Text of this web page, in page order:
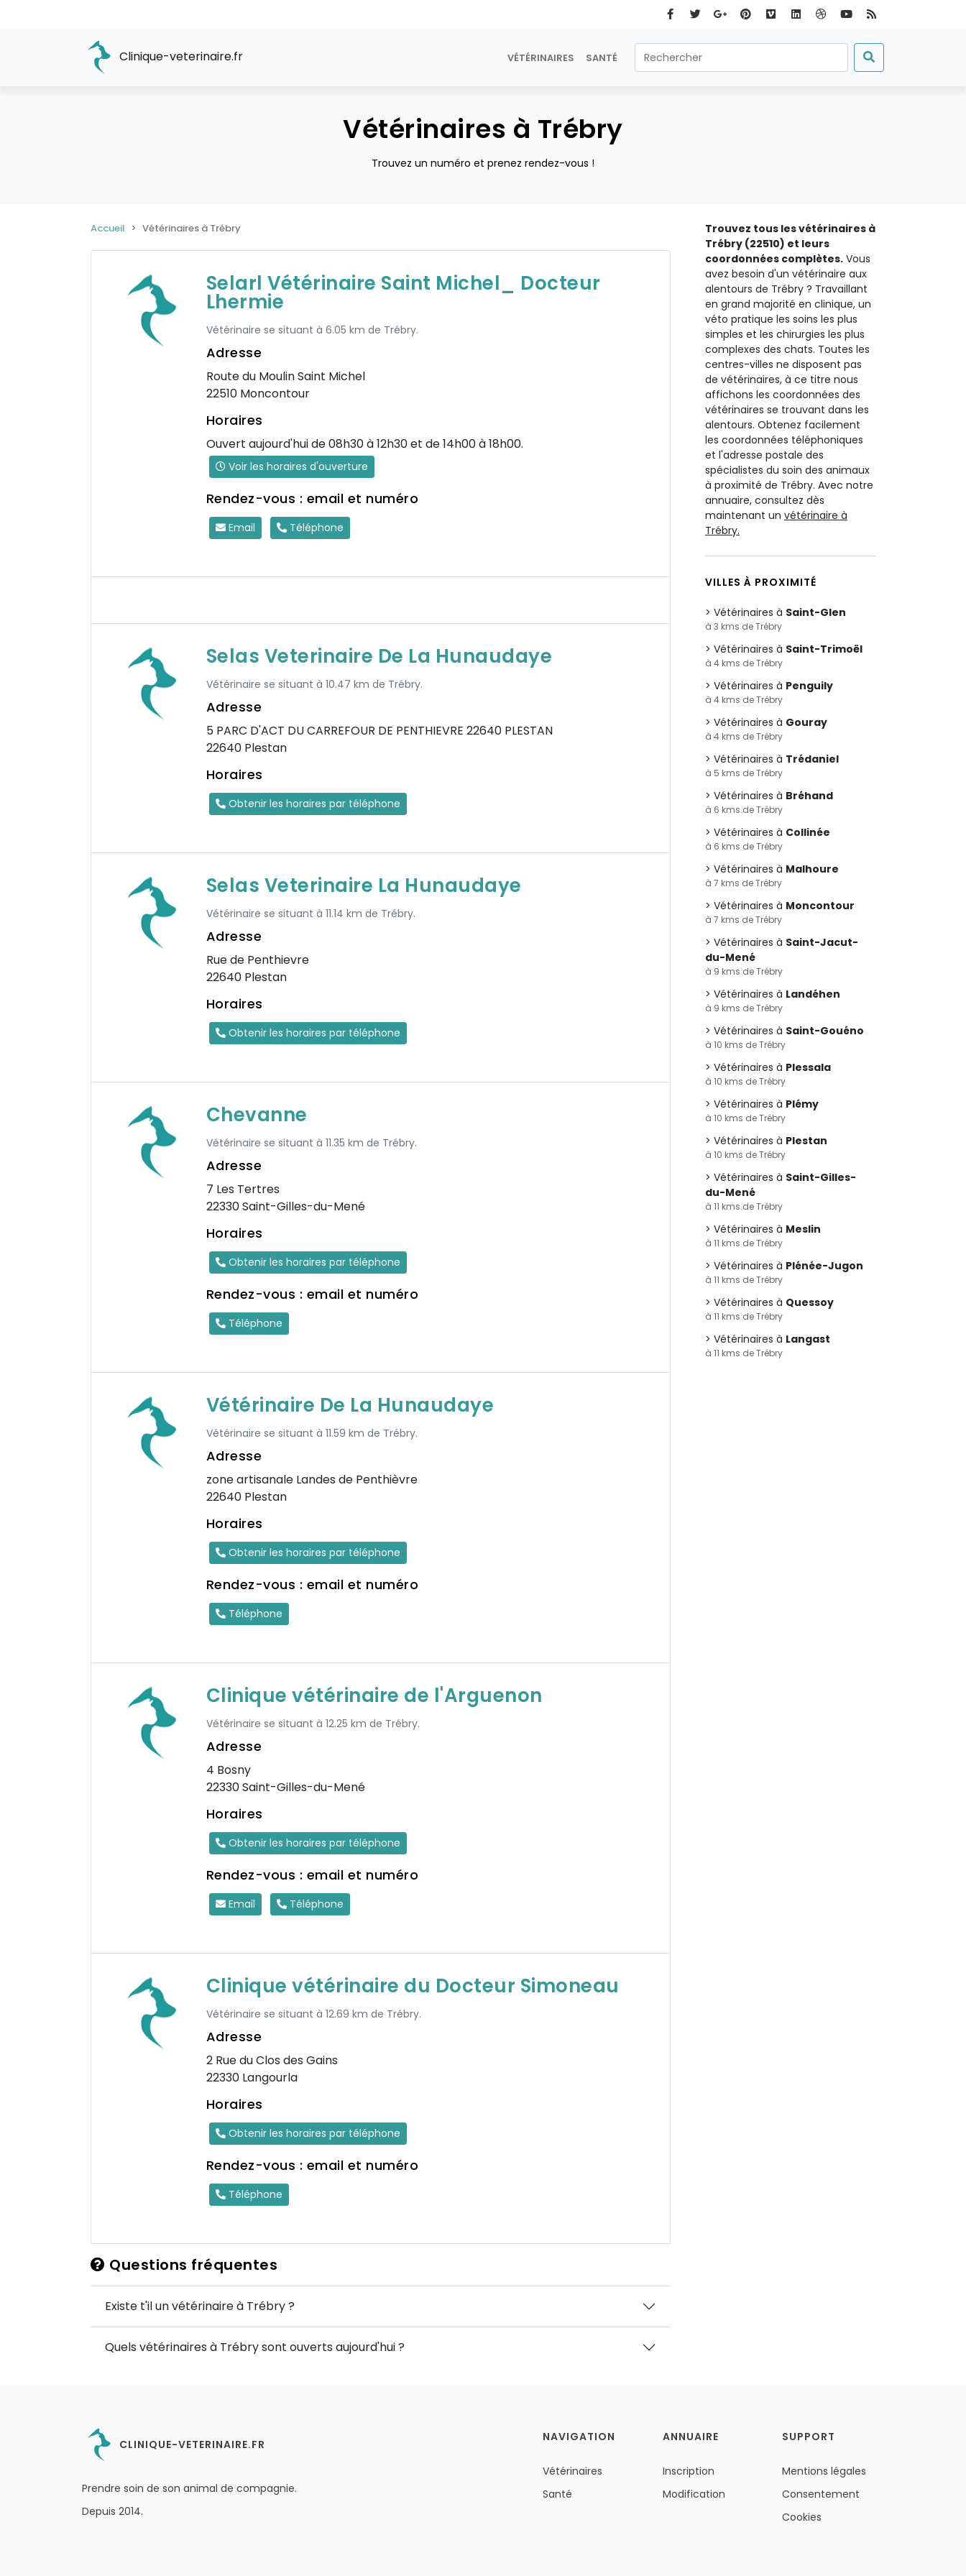
Clinique-veterinaire.fr VÉTÉRINAIRES SANTÉ
Vétérinaires à Trébry
Trouvez un numéro et prenez rendez-vous !
Accueil Vétérinaires à Trébry
Selarl Vétérinaire Saint Michel_ Docteur
Lhermie
Vétérinaire se situant à 6.05 km de Trébry.
Adresse
Route du Moulin Saint Michel
22510 Moncontour
Horaires
Ouvert aujourd'hui de 08h30 à 12h30 et de 14h00 à 18h00.
Voir les horaires d'ouverture
Rendez-vous : email et numéro
Email Téléphone
Selas Veterinaire De La Hunaudaye
Vétérinaire se situant à 10.47 km de Trébry.
Adresse
5 PARC D'ACT DU CARREFOUR DE PENTHIEVRE 22640 PLESTAN
22640 Plestan
Horaires
Obtenir les horaires par téléphone
Selas Veterinaire La Hunaudaye
Vétérinaire se situant à 11.14 km de Trébry.
Adresse
Rue de Penthievre
22640 Plestan
Horaires
Obtenir les horaires par téléphone
Chevanne
Vétérinaire se situant à 11.35 km de Trébry.
Adresse
7 Les Tertres
22330 Saint-Gilles-du-Mené
Horaires
Obtenir les horaires par téléphone
Rendez-vous : email et numéro
Téléphone
Vétérinaire De La Hunaudaye
Vétérinaire se situant à 11.59 km de Trébry.
Adresse
zone artisanale Landes de Penthièvre
22640 Plestan
Horaires
Obtenir les horaires par téléphone
Rendez-vous : email et numéro
Téléphone
Clinique vétérinaire de l'Arguenon
Vétérinaire se situant à 12.25 km de Trébry.
Adresse
4 Bosny
22330 Saint-Gilles-du-Mené
Horaires
Obtenir les horaires par téléphone
Rendez-vous : email et numéro
Email Téléphone
Clinique vétérinaire du Docteur Simoneau
Vétérinaire se situant à 12.69 km de Trébry.
Adresse
2 Rue du Clos des Gains
22330 Langourla
Horaires
Obtenir les horaires par téléphone
Rendez-vous : email et numéro
Téléphone
Questions fréquentes
Existe t'il un vétérinaire à Trébry ?
Quels vétérinaires à Trébry sont ouverts aujourd'hui ?
Trouvez tous les vétérinaires à
Trébry (22510) et leurs
coordonnées complètes. Vous
avez besoin d'un vétérinaire aux
alentours de Trébry ? Travaillant
en grand majorité en clinique, un
véto pratique les soins les plus
simples et les chirurgies les plus
complexes des chats. Toutes les
centres-villes ne disposent pas
de vétérinaires, à ce titre nous
affichons les coordonnées des
vétérinaires se trouvant dans les
alentours. Obtenez facilement
les coordonnées téléphoniques
et l'adresse postale des
spécialistes du soin des animaux
à proximité de Trébry. Avec notre
annuaire, consultez dès
maintenant un vétérinaire à
Trébry.
VILLES À PROXIMITÉ
Vétérinaires à Saint-Glen
à 3 kms de Trébry
Vétérinaires à Saint-Trimoël
à 4 kms de Trébry
Vétérinaires à Penguily
à 4 kms de Trébry
Vétérinaires à Gouray
à 4 kms de Trébry
Vétérinaires à Trédaniel
à 5 kms de Trébry
Vétérinaires à Bréhand
à 6 kms de Trébry
Vétérinaires à Collinée
à 6 kms de Trébry
Vétérinaires à Malhoure
à 7 kms de Trébry
Vétérinaires à Moncontour
à 7 kms de Trébry
Vétérinaires à Saint-Jacut-
du-Mené
à 9 kms de Trébry
Vétérinaires à Landéhen
à 9 kms de Trébry
Vétérinaires à Saint-Gouéno
à 10 kms de Trébry
Vétérinaires à Plessala
à 10 kms de Trébry
Vétérinaires à Plémy
à 10 kms de Trébry
Vétérinaires à Plestan
à 10 kms de Trébry
Vétérinaires à Saint-Gilles-
du-Mené
à 11 kms de Trébry
Vétérinaires à Meslin
à 11 kms de Trébry
Vétérinaires à Plénée-Jugon
à 11 kms de Trébry
Vétérinaires à Quessoy
à 11 kms de Trébry
Vétérinaires à Langast
à 11 kms de Trébry
CLINIQUE-VETERINAIRE.FR
Prendre soin de son animal de compagnie.
Depuis 2014.
NAVIGATION
Vétérinaires
Santé
ANNUAIRE
Inscription
Modification
SUPPORT
Mentions légales
Consentement
Cookies